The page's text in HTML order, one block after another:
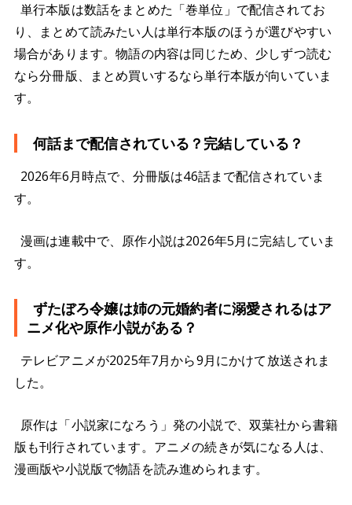
単行本版は数話をまとめた「巻単位」で配信されてお
り、まとめて読みたい人は単行本版のほうが選びやすい
場合があります。物語の内容は同じため、少しずつ読む
なら分冊版、まとめ買いするなら単行本版が向いていま
す。
何話まで配信されている？完結している？
2026年6月時点で、分冊版は46話まで配信されていま
す。
漫画は連載中で、原作小説は2026年5月に完結していま
す。
ずたぼろ令嬢は姉の元婚約者に溺愛されるはア
ニメ化や原作小説がある？
テレビアニメが2025年7月から9月にかけて放送されま
した。
原作は「小説家になろう」発の小説で、双葉社から書籍
版も刊行されています。アニメの続きが気になる人は、
漫画版や小説版で物語を読み進められます。